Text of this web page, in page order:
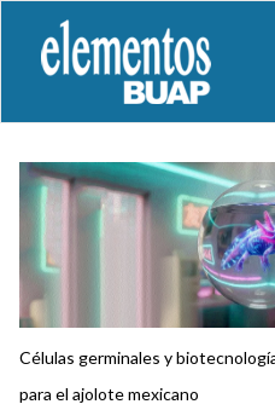
Células germinales y
para el ajolote mexicano